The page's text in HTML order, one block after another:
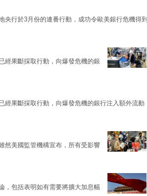
行於3月份的連番行動，成功令歐美銀行危機得到
經果斷採取行動，向爆發危機的銀
經果斷採取行動，向爆發危機的銀行注入額外流動
然美國監管機構宣布，所有受影響
，包括表明如有需要將擴大加息幅